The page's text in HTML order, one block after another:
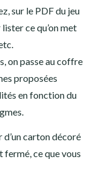
sur le PDF du jeu
ce qu’on met
on passe au coffre
proposées
en fonction du
d’un carton décoré
fermé, ce que vous